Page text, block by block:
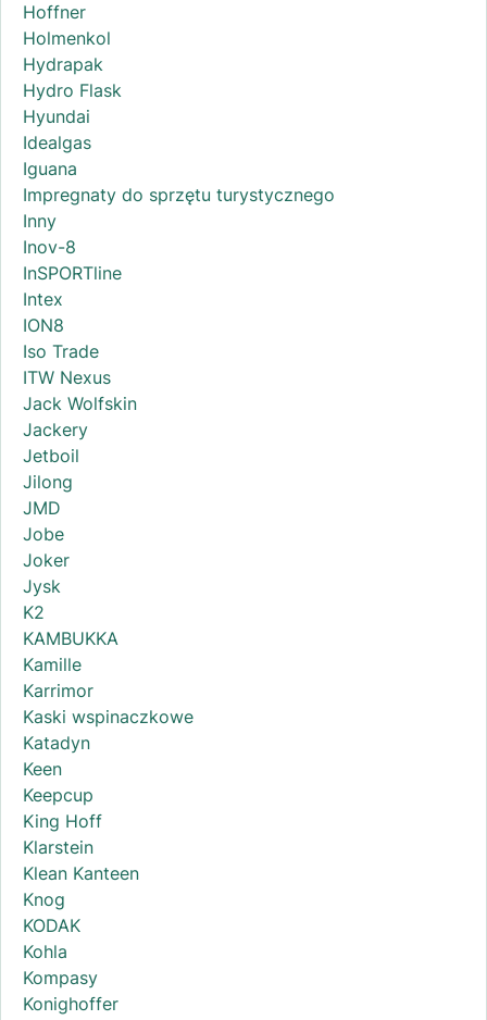
Hoffner
Holmenkol
Hydrapak
Hydro Flask
Hyundai
Idealgas
Iguana
Impregnaty do sprzętu turystycznego
Inny
Inov-8
InSPORTline
Intex
ION8
Iso Trade
ITW Nexus
Jack Wolfskin
Jackery
Jetboil
Jilong
JMD
Jobe
Joker
Jysk
K2
KAMBUKKA
Kamille
Karrimor
Kaski wspinaczkowe
Katadyn
Keen
Keepcup
King Hoff
Klarstein
Klean Kanteen
Knog
KODAK
Kohla
Kompasy
Konighoffer